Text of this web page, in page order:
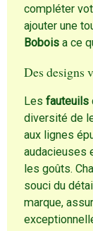
compléter
ajouter une
Bobois a ce
Des designs
Lesfauteuils
diversité de
aux lignes
audacieuses
les goûts.
souci du
marque,